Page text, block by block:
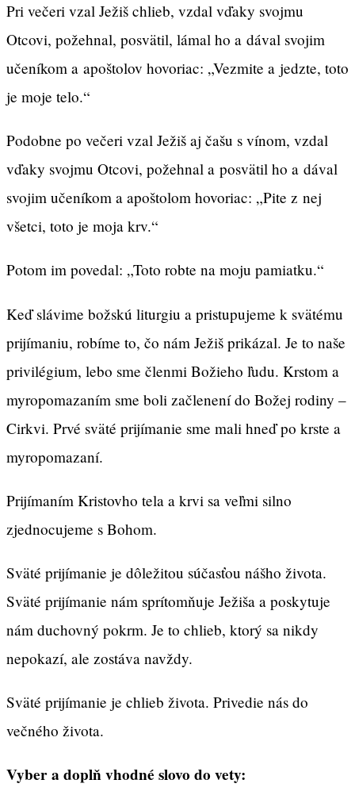
Pri večeri vzal Ježiš chlieb, vzdal vďaky svojmu
Otcovi, požehnal, posvätil, lámal ho a dával svojim
učeníkom a apoštolov hovoriac: „Vezmite a jedzte, toto
je moje telo.“
Podobne po večeri vzal Ježiš aj čašu s vínom, vzdal
vďaky svojmu Otcovi, požehnal a posvätil ho a dával
svojim učeníkom a apoštolom hovoriac: „Pite z nej
všetci, toto je moja krv.“
Potom im povedal: „Toto robte na moju pamiatku.“
Keď slávime božskú liturgiu a pristupujeme k svätému
prijímaniu, robíme to, čo nám Ježiš prikázal. Je to naše
privilégium, lebo sme členmi Božieho ľudu. Krstom a
myropomazaním sme boli začlenení do Božej rodiny –
Cirkvi. Prvé sväté prijímanie sme mali hneď po krste a
myropomazaní.
Prijímaním Kristovho tela a krvi sa veľmi silno
zjednocujeme s Bohom.
Sväté prijímanie je dôležitou súčasťou nášho života.
Sväté prijímanie nám sprítomňuje Ježiša a poskytuje
nám duchovný pokrm. Je to chlieb, ktorý sa nikdy
nepokazí, ale zostáva navždy.
Sväté prijímanie je chlieb života. Privedie nás do
večného života.
Vyber a doplň vhodné slovo do vety: